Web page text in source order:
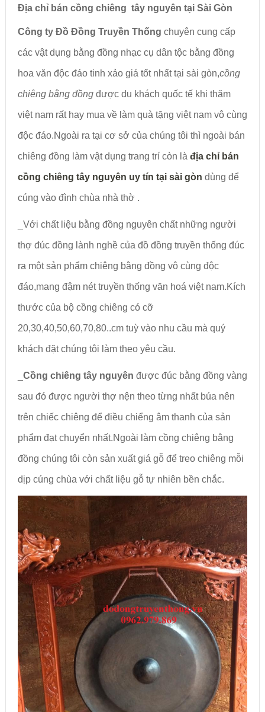
Địa chỉ bán cồng chiêng tây nguyên tại Sài Gòn
Công ty Đồ Đồng Truyền Thống chuyên cung cấp
các vật dụng bằng đồng nhạc cụ dân tộc bằng đồng
hoa văn độc đáo tinh xảo giá tốt nhất tại sài gòn,cồng
chiêng bằng đồngđược du khách quốc tế khi thăm
việt nam rất hay mua về làm quà tặng việt nam vô cùng
độc đáo.Ngoài ra tại cơ sở của chúng tôi thì ngoài bán
chiêng đồng làm vật dụng trang trí còn là địa chỉ bán
cồng chiêng tây nguyên uy tín tại sài gòn dùng để
cúng vào đình chùa nhà thờ .
_Với chất liệu bằng đồng nguyên chất những người
thợ đúc đồng lành nghề của đồ đồng truyền thống đúc
ra một sản phẩm chiêng bằng đồng vô cùng độc
đáo,mang đậm nét truyền thống văn hoá việt nam.Kích
thước của bộ cồng chiêng có cỡ
20,30,40,50,60,70,80..cm tuỳ vào nhu cầu mà quý
khách đặt chúng tôi làm theo yêu cầu.
Cồng chiêng tây nguyên được đúc bằng đồng vàng
sau đó được người thợ nện theo từng nhất búa nên
trên chiếc chiêng để điều chiểng âm thanh của sản
phẩm đạt chuyển nhất.Ngoài làm cồng chiêng bằng
đồng chúng tôi còn sản xuất giá gỗ để treo chiêng mỗi
dịp cúng chùa với chất liệu gỗ tự nhiên bền chắc.